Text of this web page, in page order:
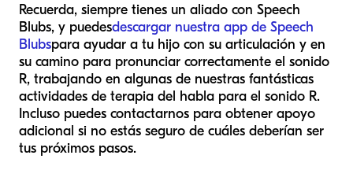
Recuerda, siempre tienes un aliado con Speech
Blubs, y puedesdescargar nuestra app de Speech
Blubspara ayudar a tu hijo con su articulación y en
su camino para pronunciar correctamente el sonido
R, trabajando en algunas de nuestras fantásticas
actividades de terapia del habla para el sonido R.
Incluso puedes contactarnos para obtener apoyo
adicional si no estás seguro de cuáles deberían ser
tus próximos pasos.